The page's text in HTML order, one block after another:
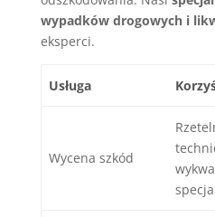
wypadków drogowych i
eksperci.
Usługa
Wycena szkód